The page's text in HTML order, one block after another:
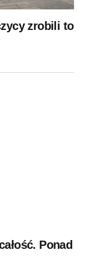
zrobili to
Ponad